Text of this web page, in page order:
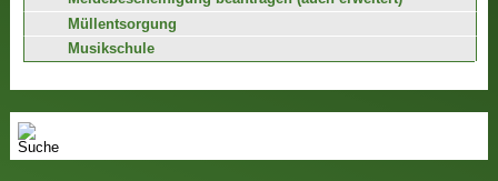
Müllentsorgung
Musikschule